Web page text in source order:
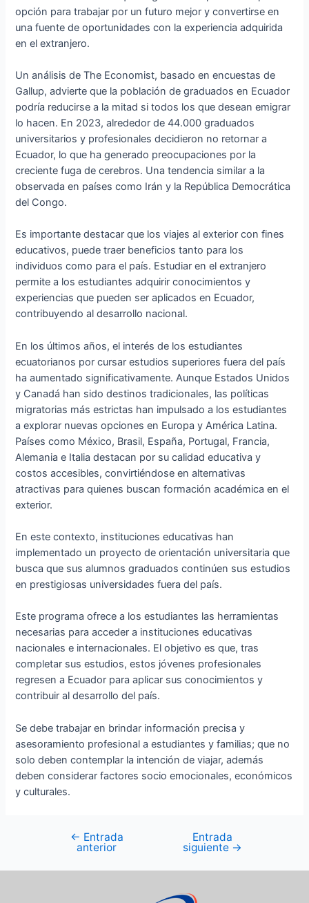
opción para trabajar por un futuro mejor y convertirse en
una fuente de oportunidades con la experiencia adquirida
en el extranjero.
Un análisis de The Economist, basado en encuestas de
Gallup, advierte que la población de graduados en Ecuador
podría reducirse a la mitad si todos los que desean emigrar
lo hacen. En 2023, alrededor de 44.000 graduados
universitarios y profesionales decidieron no retornar a
Ecuador, lo que ha generado preocupaciones por la
creciente fuga de cerebros. Una tendencia similar a la
observada en países como Irán y la República Democrática
del Congo.
Es importante destacar que los viajes al exterior con fines
educativos, puede traer beneficios tanto para los
individuos como para el país. Estudiar en el extranjero
permite a los estudiantes adquirir conocimientos y
experiencias que pueden ser aplicados en Ecuador,
contribuyendo al desarrollo nacional.
En los últimos años, el interés de los estudiantes
ecuatorianos por cursar estudios superiores fuera del país
ha aumentado significativamente. Aunque Estados Unidos
y Canadá han sido destinos tradicionales, las políticas
migratorias más estrictas han impulsado a los estudiantes
a explorar nuevas opciones en Europa y América Latina.
Países como México, Brasil, España, Portugal, Francia,
Alemania e Italia destacan por su calidad educativa y
costos accesibles, convirtiéndose en alternativas
atractivas para quienes buscan formación académica en el
exterior.
En este contexto, instituciones educativas han
implementado un proyecto de orientación universitaria que
busca que sus alumnos graduados continúen sus estudios
en prestigiosas universidades fuera del país.
Este programa ofrece a los estudiantes las herramientas
necesarias para acceder a instituciones educativas
nacionales e internacionales. El objetivo es que, tras
completar sus estudios, estos jóvenes profesionales
regresen a Ecuador para aplicar sus conocimientos y
contribuir al desarrollo del país.
Se debe trabajar en brindar información precisa y
asesoramiento profesional a estudiantes y familias; que no
solo deben contemplar la intención de viajar, además
deben considerar factores socio emocionales, económicos
y culturales.
← Entrada
anterior
Entrada
siguiente →